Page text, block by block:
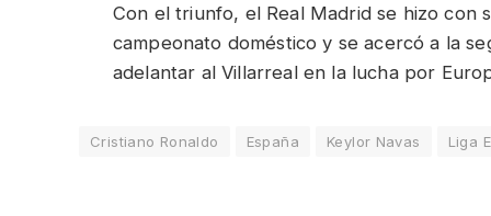
Con el triunfo, el Real Madrid se hizo con
campeonato doméstico y se acercó a la
adelantar al Villarreal en la lucha por
Cristiano Ronaldo España Keylor Navas Liga